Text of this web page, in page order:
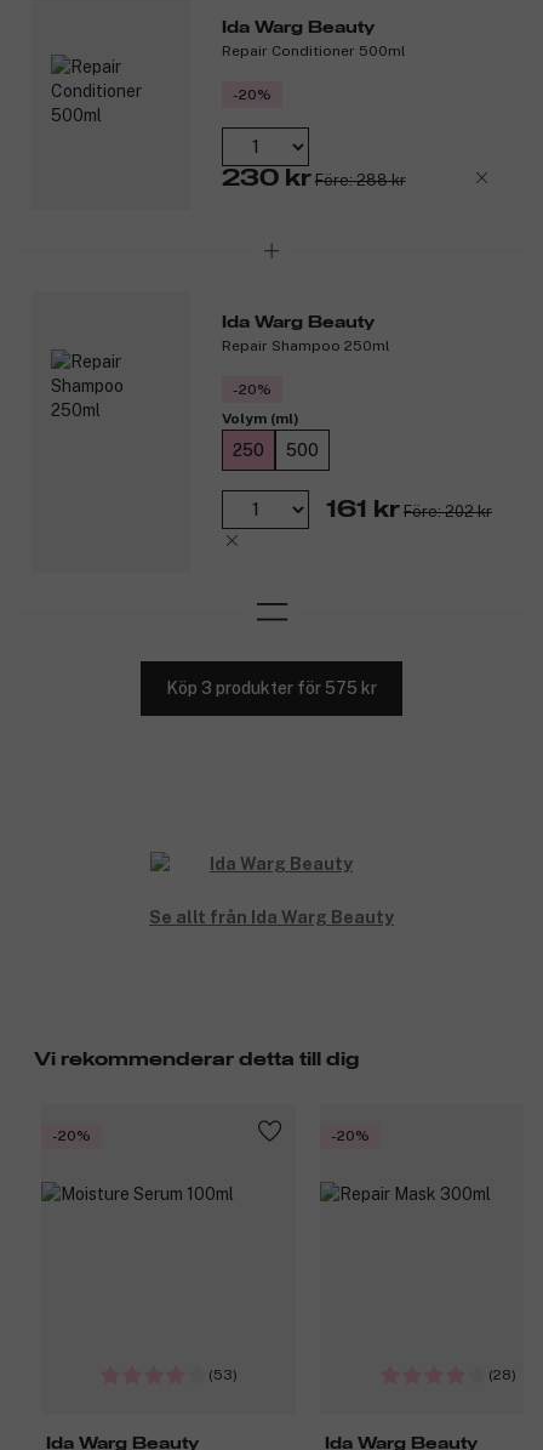
Ida Warg Beauty
Repair Conditioner 500ml
-20%
230 kr Före: 288 kr
Ida Warg Beauty
Repair Shampoo 250ml
-20%
Volym (ml)
250 500
161 kr Före: 202 kr
Köp 3 produkter för 575 kr
Se allt från Ida Warg Beauty
Vi rekommenderar detta till dig
-20%
(53)
Ida Warg Beauty
-20%
(28)
Ida Warg Beauty